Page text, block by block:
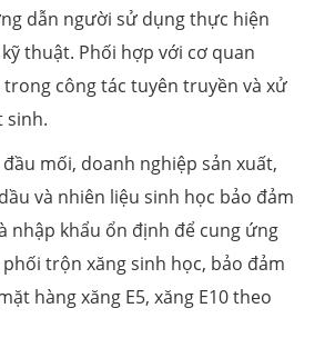
dẫn người sử dụng thực hiện
thuật. Phối hợp với cơ quan
công tác tuyên truyền và xử
sinh.
mối, doanh nghiệp sản xuất,
và nhiên liệu sinh học bảo đảm
nhập khẩu ổn định để cung ứng
trộn xăng sinh học, bảo đảm
hàng xăng E5, xăng E10 theo